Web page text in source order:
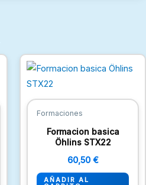
Formaciones
Formacion basica
Öhlins STX22
60,50 €
AÑADIR AL